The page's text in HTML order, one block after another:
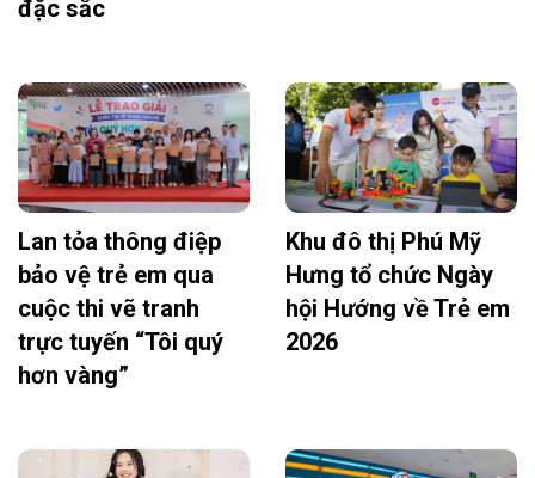
đặc sắc
Lan tỏa thông điệp
bảo vệ trẻ em qua
cuộc thi vẽ tranh
trực tuyến “Tôi quý
hơn vàng”
Khu đô thị Phú Mỹ
Hưng tổ chức Ngày
hội Hướng về Trẻ em
2026